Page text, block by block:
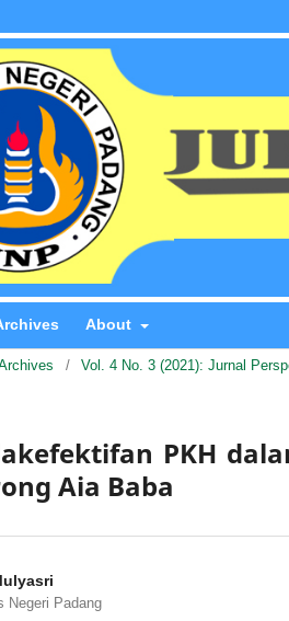
About
/
Vol. 4 No. 3 (2021): Jurnal
PKH
Aia Baba
Negeri Padang